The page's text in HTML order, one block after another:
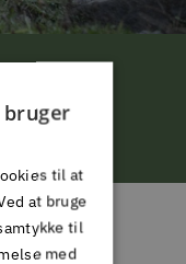
bruger
til at
at bruge
til
med